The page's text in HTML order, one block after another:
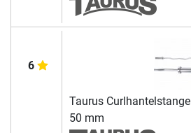
6
Taurus Curlhantelstange
50 mm